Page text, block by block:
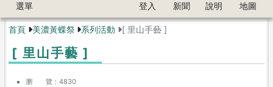
選單 登入 新聞 說明 地圖
首頁 美濃黃蝶祭 系列活動 [ 里山手藝 ]
[ 里山手藝 ]
瀏 覽
4830